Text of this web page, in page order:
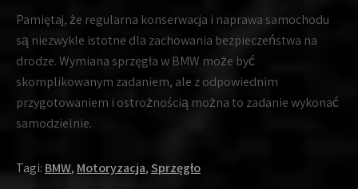
Pamiętaj, że regularna konserwacja i naprawa samochodu
są niezwykle istotne dla zachowania bezpieczeństwa na
drodze. Wymiana sprzęgła w BMW może być
skomplikowanym zadaniem, ale z odpowiednim
przygotowaniem i ostrożnością można to zadanie wykonać
samodzielnie.
Tagi: BMW, Motoryzacja,Sprzęgło